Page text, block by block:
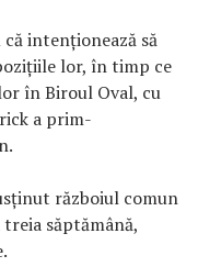
intenționează să
lor, în timp ce
în Biroul Oval, cu
a prim-
războiul comun
săptămână,